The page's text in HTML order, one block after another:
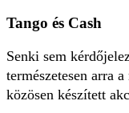
Tango és Cash
Senki sem
természetesen arra
közösen készített